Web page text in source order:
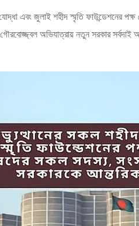
এবং জুলাই শহীদ স্মৃতি ফাউন্ডেশনের
অভিযাত্রায় নতুন সরকার